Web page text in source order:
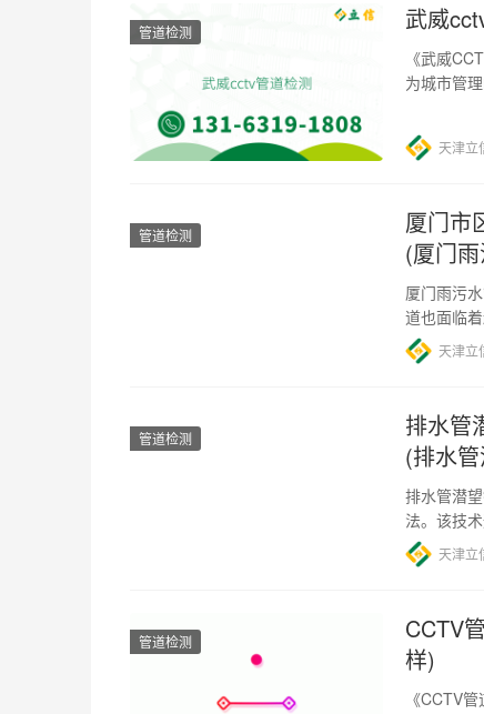
管道检测 武威
《武威
为城市管
天津立
管道检测
厦门市
(厦门
厦门雨污
道也面临
一次天津立
管道检测
排水管
(排水
排水管潜
法。该技
修复和保
天津立
管道检测
CCTV
样)
《CCTV